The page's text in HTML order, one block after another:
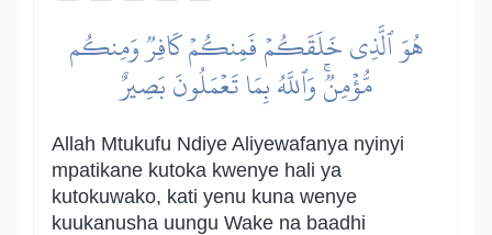
هُوَ ٱلَّذِي خَلَقَكُمۡ فَمِنكُمۡ كَافِرٞ وَمِنكُم
مُّؤۡمِنٞۚ وَٱللَّهُ بِمَا تَعۡمَلُونَ بَصِيرٌ
Allah Mtukufu Ndiye Aliyewafanya nyinyi
mpatikane kutoka kwenye hali ya
kutokuwako, kati yenu kuna wenye
kuukanusha uungu Wake na baadhi